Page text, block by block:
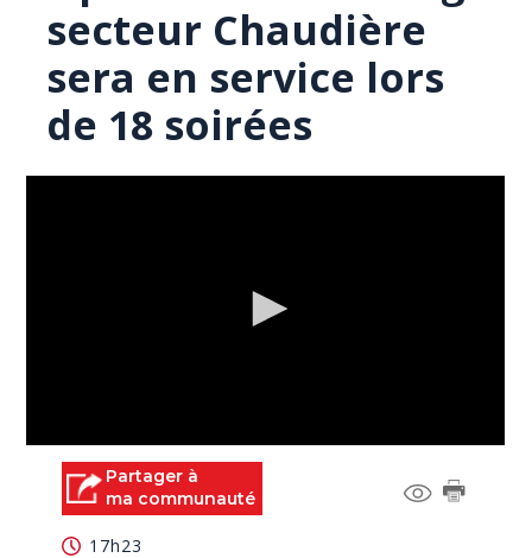
secteur Chaudière
sera en service lors
de 18 soirées
seconds Partager à
ma communauté
17h23